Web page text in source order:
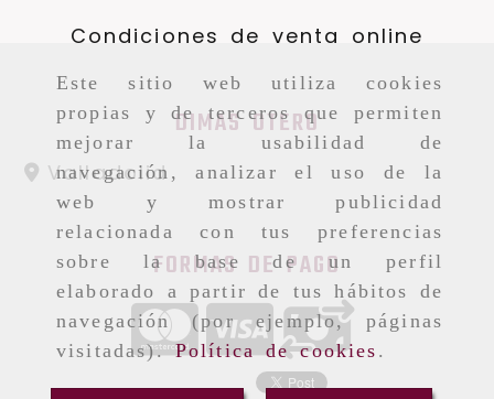
Este sitio web utiliza cookies
propias y de terceros que permiten
mejorar la usabilidad de
navegación, analizar el uso de la
web y mostrar publicidad
relacionada con tus preferencias
sobre la base de un perfil
elaborado a partir de tus hábitos de
navegación (por ejemplo, páginas
visitadas).Política de cookies .
Condiciones de venta online
DIMAS OTERO
Valladolid
FORMAS DE PAGO